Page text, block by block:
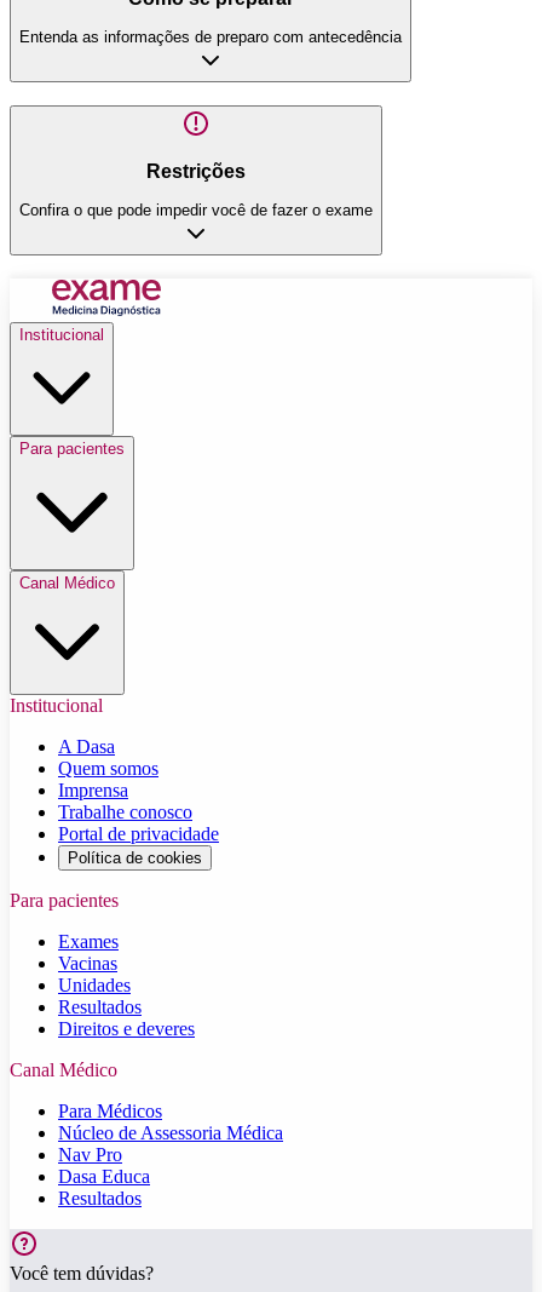
Entenda as informações de preparo com antecedência
Restrições
Confira o que pode impedir você de fazer o exame
Institucional
Para pacientes
Canal Médico
Institucional
A Dasa
Quem somos
Imprensa
Trabalhe conosco
Portal de privacidade
Política de cookies
Para pacientes
Exames
Vacinas
Unidades
Resultados
Direitos e deveres
Canal Médico
Para Médicos
Núcleo de Assessoria Médica
Nav Pro
Dasa Educa
Resultados
Você tem dúvidas?